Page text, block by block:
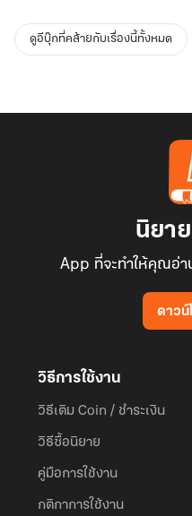
ดูอีบุ๊กที่คล้ายกับเรื่องนี้ทั้งหมด
นิยา
App ที่จะทำให้คุณอ่า
ดาวน์
วิธีการใช้งาน
วิธีเติม Coin / ชำระเงิน
วิธีซื้อนิยาย
คู่มือการใช้งาน
กติกาการใช้งาน